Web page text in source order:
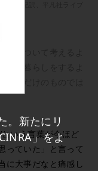
。新たにリ
」をよ
いう言葉が今ほど
っていた」と言って
に大事だなと痛感し